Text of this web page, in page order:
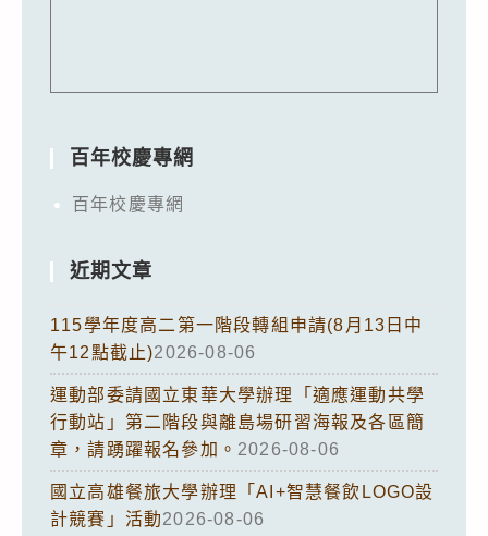
百年校慶專網
百年校慶專網
近期文章
115學年度高二第一階段轉組申請(8月13日中
午12點截止)2026-08-06
運動部委請國立東華大學辦理「適應運動共學
行動站」第二階段與離島場研習海報及各區簡
章，請踴躍報名參加。 2026-08-06
國立高雄餐旅大學辦理「AI+智慧餐飲LOGO設
計競賽」活動2026-08-06